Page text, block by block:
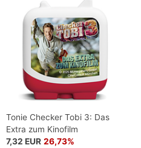
Tonie Checker Tobi 3: Das
Extra zum Kinofilm
7,32 EUR 26,73%